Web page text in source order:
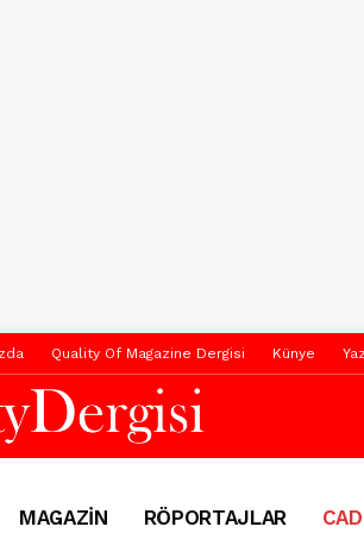
Quality Of Magazine Dergisi Künye
MAGAZİN RÖPORTAJLAR